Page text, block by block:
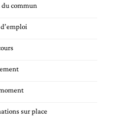
commun
sur place